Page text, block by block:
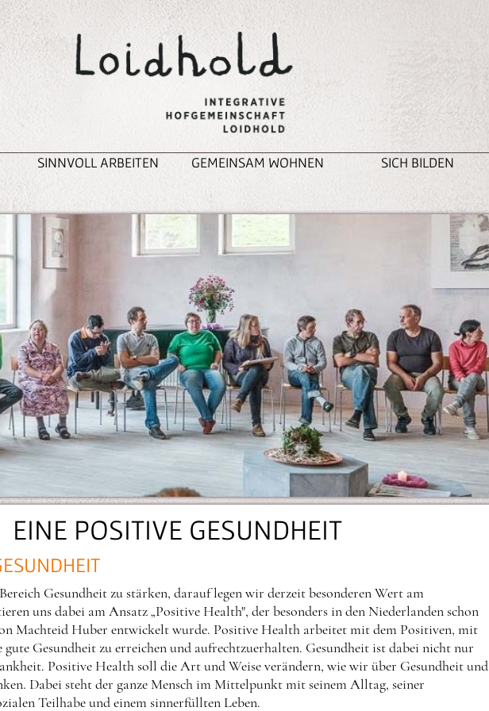
SINNVOLL ARBEITEN GEMEINSAM WOHNEN SICH BILDEN
EINE POSITIVE GESUNDHEIT
Gesundheit zu stärken, darauf legen wir derzeit beson­deren Wert am
uns dabei am Ansatz „Positive Health", der besonders in den Niederlanden schon
Machteid Huber entwickelt wurde. Positive Health arbeitet mit dem Positiven, mit
Gesundheit zu erreichen und aufrechtzuerhalten. Gesundheit ist dabei nicht nur
Positive Health soll die Art und Weise verändern, wie wir über Gesundheit und
Dabei steht der ganze Mensch im Mittelpunkt mit seinem Alltag, seiner
Teilhabe und einem sinnerfüllten Leben.